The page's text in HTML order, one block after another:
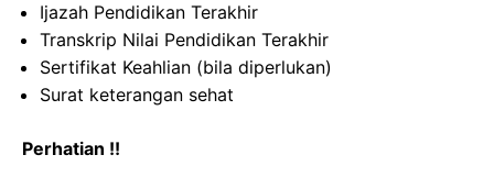
Ijazah Pendidikan Terakhir
Transkrip Nilai Pendidikan Terakhir
Sertifikat Keahlian (bila diperlukan)
Surat keterangan sehat
Perhatian !!